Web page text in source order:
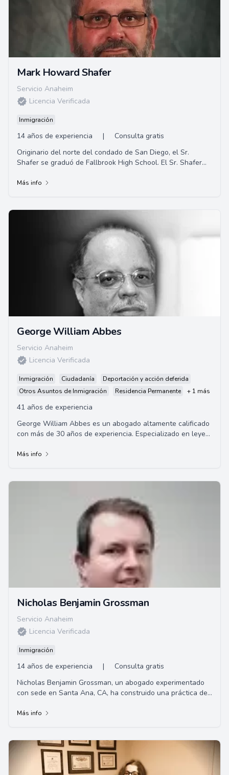
Mark Howard Shafer
Servicio Anaheim
Licencia Verificada
Inmigración
14 años de experiencia |
Consulta gratis
Originario del norte del condado de San Diego, el Sr.
Shafer se graduó de Fallbrook High School. El Sr. Shafer
Más info
George William Abbes
Servicio Anaheim
Licencia Verificada
Inmigración Ciudadanía
Deportación y acción deferida
Otros Asuntos de Inmigración
Residencia Permanente + 1 más
41 años de experiencia
George William Abbes es un abogado altamente calificado
con más de 30 años de experiencia. Especializado en leyes
Más info
Nicholas Benjamin Grossman
Servicio Anaheim
Licencia Verificada
Inmigración
14 años de experiencia |
Consulta gratis
Nicholas Benjamin Grossman, un abogado experimentado
con sede en Santa Ana, CA, ha construido una práctica de
Más info